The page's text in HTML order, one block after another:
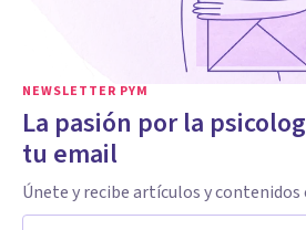
NEWSLETTER PYM
La pasión por la
tu email
Únete y recibe artículos y contenidos